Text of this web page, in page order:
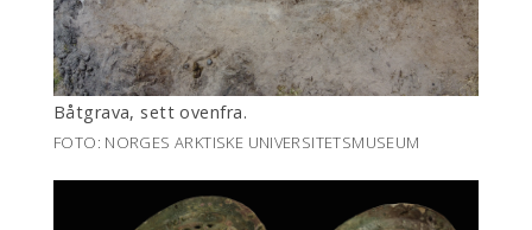
Båtgrava, sett ovenfra.
FOTO: NORGES ARKTISKE UNIVERSITETSMUSEUM